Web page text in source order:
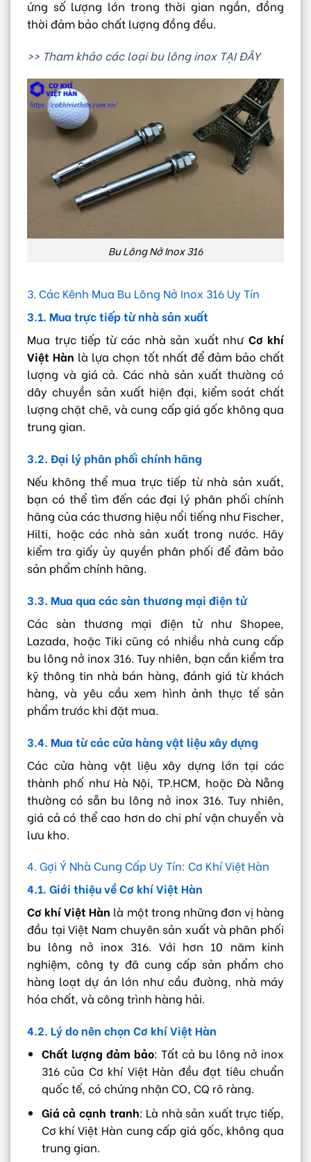
ứng số lượng lớn trong thời gian ngắn, đồng
thời đảm bảo chất lượng đồng đều.
>> Tham khảo các loại bu lông inox TẠI ĐÂY
Bu Lông Nở Inox 316
3. Các Kênh Mua Bu Lông Nở Inox 316 Uy Tín
3.1. Mua trực tiếp từ nhà sản xuất
Mua trực tiếp từ các nhà sản xuất như Cơ khí
Việt Hàn là lựa chọn tốt nhất để đảm bảo chất
lượng và giá cả. Các nhà sản xuất thường có
dây chuyền sản xuất hiện đại, kiểm soát chất
lượng chặt chẽ, và cung cấp giá gốc không qua
trung gian.
3.2. Đại lý phân phối chính hãng
Nếu không thể mua trực tiếp từ nhà sản xuất,
bạn có thể tìm đến các đại lý phân phối chính
hãng của các thương hiệu nổi tiếng như Fischer,
Hilti, hoặc các nhà sản xuất trong nước. Hãy
kiểm tra giấy ủy quyền phân phối để đảm bảo
sản phẩm chính hãng.
3.3. Mua qua các sàn thương mại điện tử
Các sàn thương mại điện tử như Shopee,
Lazada, hoặc Tiki cũng có nhiều nhà cung cấp
bu lông nở inox 316. Tuy nhiên, bạn cần kiểm tra
kỹ thông tin nhà bán hàng, đánh giá từ khách
hàng, và yêu cầu xem hình ảnh thực tế sản
phẩm trước khi đặt mua.
3.4. Mua từ các cửa hàng vật liệu xây dựng
Các cửa hàng vật liệu xây dựng lớn tại các
thành phố như Hà Nội, TP.HCM, hoặc Đà Nẵng
thường có sẵn bu lông nở inox 316. Tuy nhiên,
giá cả có thể cao hơn do chi phí vận chuyển và
lưu kho.
4. Gợi Ý Nhà Cung Cấp Uy Tín: Cơ Khí Việt Hàn
4.1. Giới thiệu về Cơ khí Việt Hàn
Cơ khí Việt Hàn là một trong những đơn vị hàng
đầu tại Việt Nam chuyên sản xuất và phân phối
bu lông nở inox 316. Với hơn 10 năm kinh
nghiệm, công ty đã cung cấp sản phẩm cho
hàng loạt dự án lớn như cầu đường, nhà máy
hóa chất, và công trình hàng hải.
4.2. Lý do nên chọn Cơ khí Việt Hàn
Chất lượng đảm bảo: Tất cả bu lông nở inox
316 của Cơ khí Việt Hàn đều đạt tiêu chuẩn
quốc tế, có chứng nhận CO, CQ rõ ràng.
Giá cả cạnh tranh: Là nhà sản xuất trực tiếp,
Cơ khí Việt Hàn cung cấp giá gốc, không qua
trung gian.